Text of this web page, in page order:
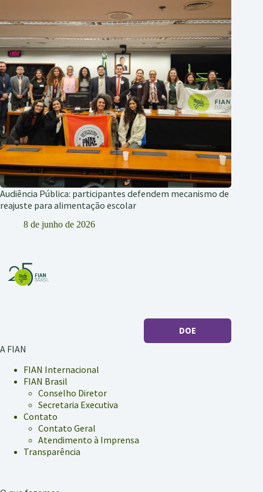
Audiência Pública: participantes defendem mecanismo de
reajuste para alimentação escolar
8 de junho de 2026
DOE
A FIAN
FIAN Internacional
FIAN Brasil
Conselho Diretor
Secretaria Executiva
Contato
Contato Geral
Atendimento à Imprensa
Transparência